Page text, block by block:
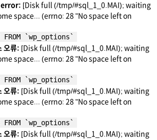
error: [Disk full (/tmp/#sql_1_0.MAI); waiting
space... (errno: 28 "No space left on
FROM `wp_options`
오류: [Disk full (/tmp/#sql_1_0.MAI); waiting
space... (errno: 28 "No space left on
FROM `wp_options`
오류: [Disk full (/tmp/#sql_1_0.MAI); waiting
space... (errno: 28 "No space left on
FROM `wp_options`
오류: [Disk full (/tmp/#sql_1_0.MAI); waiting